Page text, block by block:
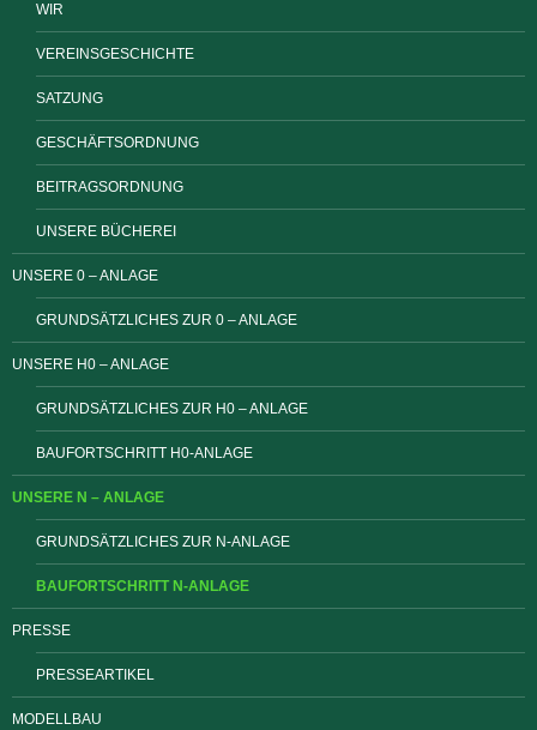
WIR
VEREINSGESCHICHTE
SATZUNG
GESCHÄFTSORDNUNG
BEITRAGSORDNUNG
UNSERE BÜCHEREI
UNSERE 0 – ANLAGE
GRUNDSÄTZLICHES ZUR 0 – ANLAGE
UNSERE H0 – ANLAGE
GRUNDSÄTZLICHES ZUR H0 – ANLAGE
BAUFORTSCHRITT H0-ANLAGE
UNSERE N – ANLAGE
GRUNDSÄTZLICHES ZUR N-ANLAGE
BAUFORTSCHRITT N-ANLAGE
PRESSE
PRESSEARTIKEL
MODELLBAU